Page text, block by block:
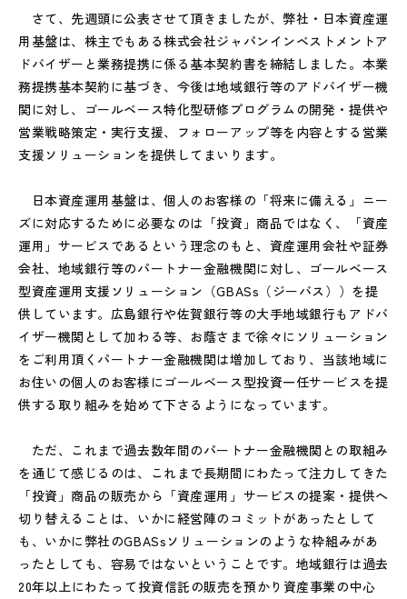
さて、先週頭に公表させて頂きましたが、弊社・日本資産運
用基盤は、株主でもある株式会社ジャパンインベストメントア
ドバイザーと業務提携に係る基本契約書を締結しました。本業
務提携基本契約に基づき、今後は地域銀行等のアドバイザー機
関に対し、ゴールベース特化型研修プログラムの開発・提供や
営業戦略策定・実行支援、フォローアップ等を内容とする営業
支援ソリューションを提供してまいります。
日本資産運用基盤は、個人のお客様の「将来に備える」ニー
ズに対応するために必要なのは「投資」商品ではなく、「資産
運用」サービスであるという理念のもと、資産運用会社や証券
会社、地域銀行等のパートナー金融機関に対し、ゴールベース
型資産運用支援ソリューション（GBASs（ジーバス））を提
供しています。広島銀行や佐賀銀行等の大手地域銀行もアドバ
イザー機関として加わる等、お蔭さまで徐々にソリューション
をご利用頂くパートナー金融機関は増加しており、当該地域に
お住いの個人のお客様にゴールベース型投資一任サービスを提
供する取り組みを始めて下さるようになっています。
ただ、これまで過去数年間のパートナー金融機関との取組み
を通じて感じるのは、これまで長期間にわたって注力してきた
「投資」商品の販売から「資産運用」サービスの提案・提供へ
切り替えることは、いかに経営陣のコミットがあったとして
も、いかに弊社のGBASsソリューションのような枠組みがあ
ったとしても、容易ではないということです。地域銀行は過去
20年以上にわたって投資信託の販売を預かり資産事業の中心